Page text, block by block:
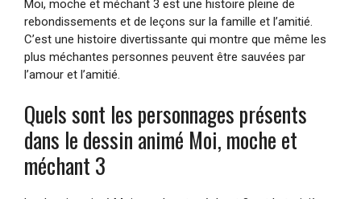
Moi, moche et méchant 3 est une histoire pleine de
rebondissements et de leçons sur la famille et l’amitié.
C’est une histoire divertissante qui montre que même les
plus méchantes personnes peuvent être sauvées par
l’amour et l’amitié.
Quels sont les personnages présents
dans le dessin animé Moi, moche et
méchant 3